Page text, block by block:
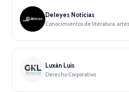
Deleyes Noticias
Conocimientos de literatura,
Luxán Luis
Derecho Corporativo